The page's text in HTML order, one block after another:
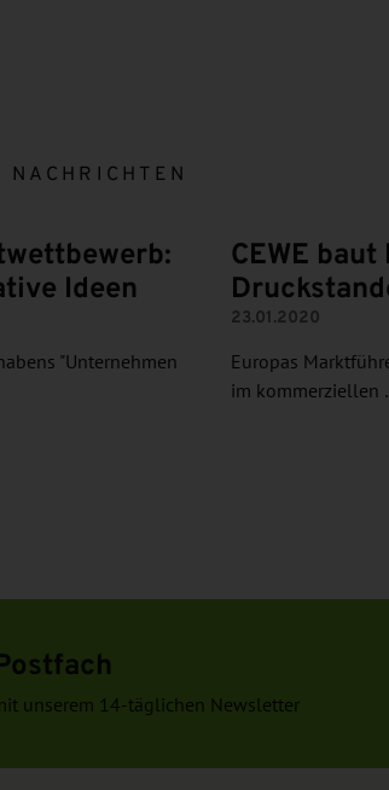
NACHRICHTEN
Ideen
"Unternehmen
CEWE
23.01.2020
Europas
im kommerziellen
unserem 14-täglichen Newsletter